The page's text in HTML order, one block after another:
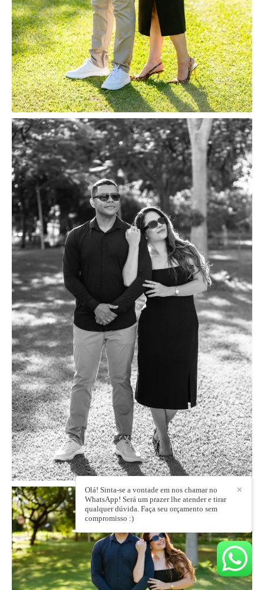
✕
Olá! Sinta-se a vontade em nos chamar no
WhatsApp! Será um prazer lhe atender e tirar
qualquer dúvida. Faça seu orçamento sem
compromisso :)